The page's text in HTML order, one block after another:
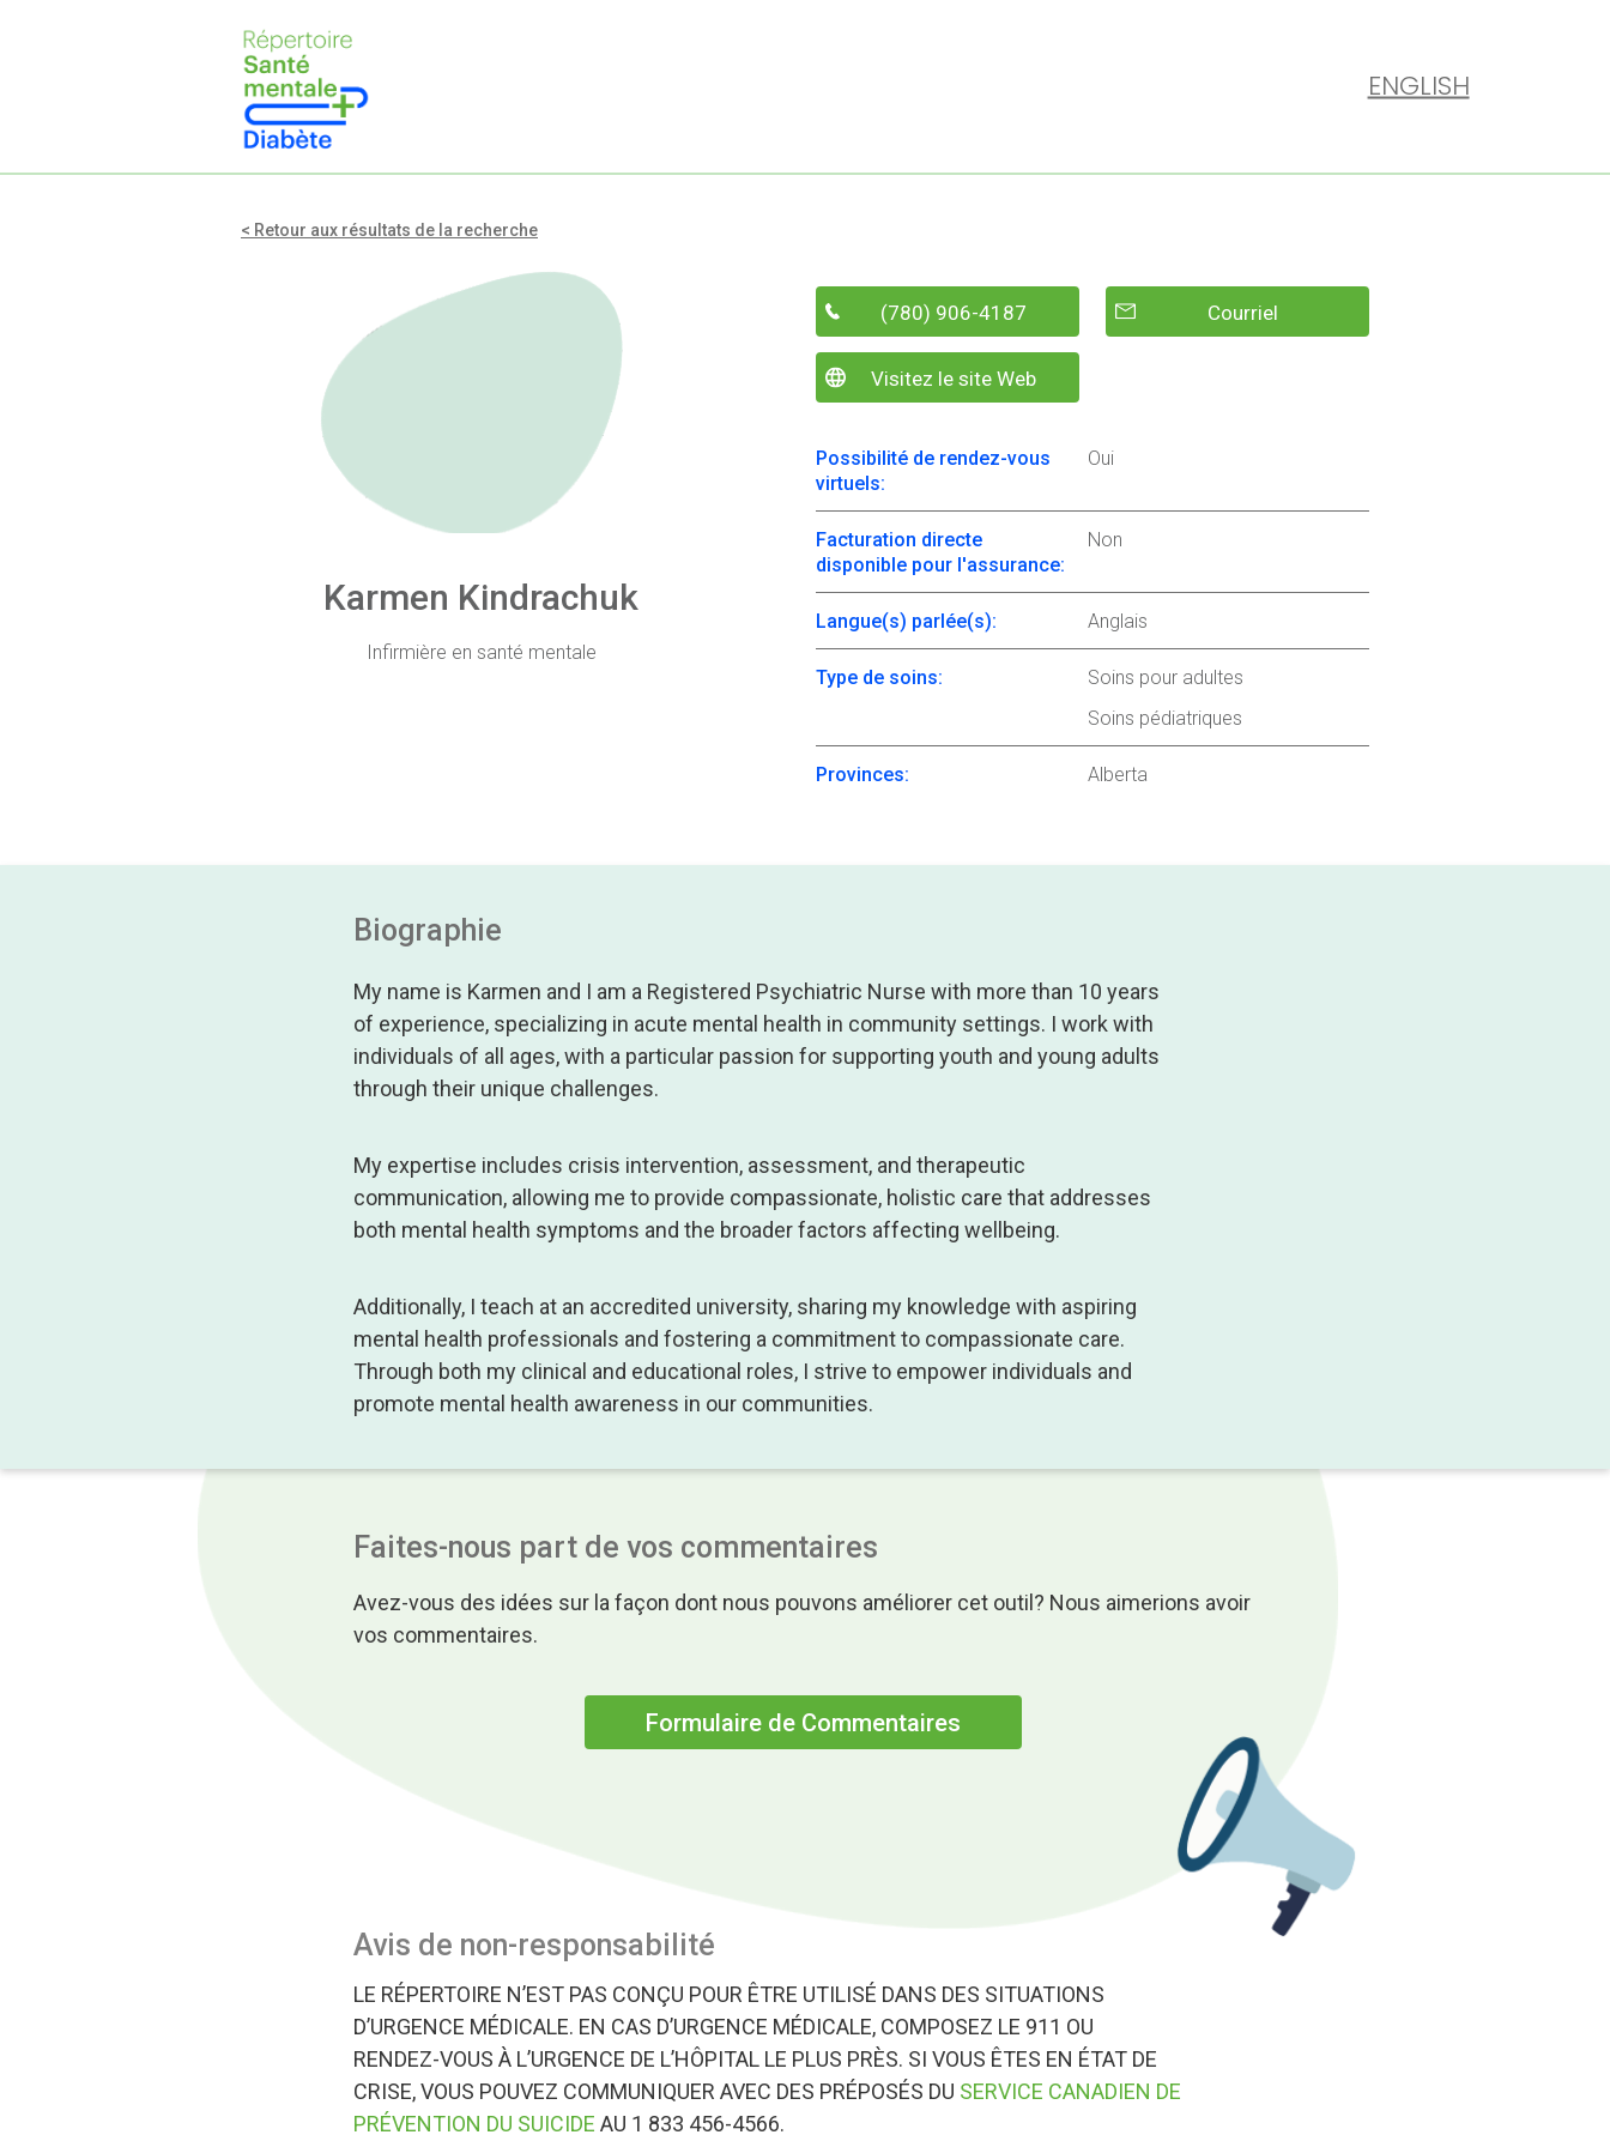
ENGLISH
< Retour aux résultats de la recherche
Karmen Kindrachuk
Infirmière en santé mentale
(780) 906-4187 Courriel
Visitez le site Web
Possibilité de rendez-vous
virtuels:
Oui
Facturation directe
disponible pour l'assurance:
Non
Langue(s) parlée(s): Anglais
Type de soins:
Soins pour adultes
Soins pédiatriques
Provinces: Alberta
Biographie
My name is Karmen and I am a Registered Psychiatric Nurse with more than 10 years
of experience, specializing in acute mental health in community settings. I work with
individuals of all ages, with a particular passion for supporting youth and young adults
through their unique challenges.
My expertise includes crisis intervention, assessment, and therapeutic
communication, allowing me to provide compassionate, holistic care that addresses
both mental health symptoms and the broader factors affecting wellbeing.
Additionally, I teach at an accredited university, sharing my knowledge with aspiring
mental health professionals and fostering a commitment to compassionate care.
Through both my clinical and educational roles, I strive to empower individuals and
promote mental health awareness in our communities.
Faites-nous part de vos commentaires
Avez-vous des idées sur la façon dont nous pouvons améliorer cet outil? Nous aimerions avoir
vos commentaires.
Formulaire de Commentaires
Avis de non-responsabilité
LE RÉPERTOIRE N’EST PAS CONÇU POUR ÊTRE UTILISÉ DANS DES SITUATIONS
D’URGENCE MÉDICALE. EN CAS D’URGENCE MÉDICALE, COMPOSEZ LE 911 OU
RENDEZ-VOUS À L’URGENCE DE L’HÔPITAL LE PLUS PRÈS. SI VOUS ÊTES EN ÉTAT DE
CRISE, VOUS POUVEZ COMMUNIQUER AVEC DES PRÉPOSÉS DU SERVICE CANADIEN DE
PRÉVENTION DU SUICIDE AU 1 833 456-4566.